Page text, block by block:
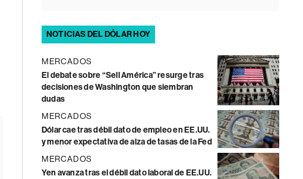
NOTICIAS DEL DÓLAR HOY
MERCADOS
El debate sobre “Sell América” resurge tras
decisiones de Washington que siembran
dudas
MERCADOS
Dólar cae tras débil dato de empleo en EE.UU.
y menor expectativa de alza de tasas de la Fed
MERCADOS
Yen avanza tras el débil dato laboral de EE.UU.